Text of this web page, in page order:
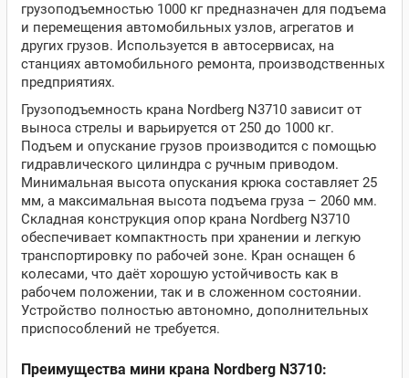
грузоподъемностью 1000 кг предназначен для подъема
и перемещения автомобильных узлов, агрегатов и
других грузов. Используется в автосервисах, на
станциях автомобильного ремонта, производственных
предприятиях.
Грузоподъемность крана Nordberg N3710 зависит от
выноса стрелы и варьируется от 250 до 1000 кг.
Подъем и опускание грузов производится с помощью
гидравлического цилиндра с ручным приводом.
Минимальная высота опускания крюка составляет 25
мм, а максимальная высота подъема груза – 2060 мм.
Складная конструкция опор крана Nordberg N3710
обеспечивает компактность при хранении и легкую
транспортировку по рабочей зоне. Кран оснащен 6
колесами, что даёт хорошую устойчивость как в
рабочем положении, так и в сложенном состоянии.
Устройство полностью автономно, дополнительных
приспособлений не требуется.
Преимущества мини крана Nordberg N3710: